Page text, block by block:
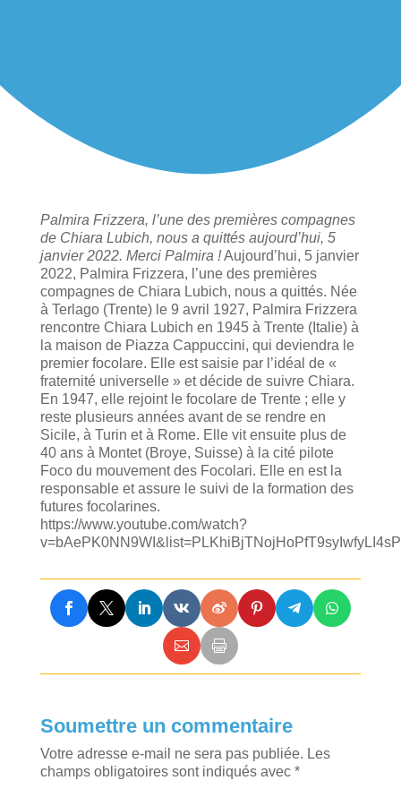
Palmira Frizzera, l’une des premières compagnes
de Chiara Lubich, nous a quittés aujourd’hui, 5
janvier 2022. Merci Palmira !Aujourd’hui, 5 janvier
2022, Palmira Frizzera, l’une des premières
compagnes de Chiara Lubich, nous a quittés. Née
à Terlago (Trente) le 9 avril 1927, Palmira Frizzera
rencontre Chiara Lubich en 1945 à Trente (Italie) à
la maison de Piazza Cappuccini, qui deviendra le
premier focolare. Elle est saisie par l’idéal de «
fraternité universelle » et décide de suivre Chiara.
En 1947, elle rejoint le focolare de Trente ; elle y
reste plusieurs années avant de se rendre en
Sicile, à Turin et à Rome. Elle vit ensuite plus de
40 ans à Montet (Broye, Suisse) à la cité pilote
Foco du mouvement des Focolari. Elle en est la
responsable et assure le suivi de la formation des
futures focolarines.
https://www.youtube.com/watch?
Soumettre un commentaire
Votre adresse e-mail ne sera pas publiée. Les
champs obligatoires sont indiqués avec *